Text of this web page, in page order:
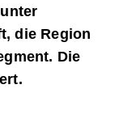
die Region
Die